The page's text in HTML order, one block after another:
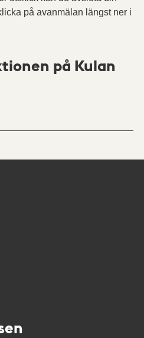
på avanmälan längst ner i
på Kulan